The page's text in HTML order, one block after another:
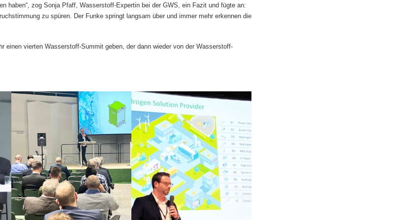
haben“, zog Sonja Pfaff, Wasserstoff-Expertin bei der GWS, ein Fazit und fügte an:
zu spüren. Der Funke springt langsam über und immer mehr erkennen die
einen vierten Wasserstoff-Summit geben, der dann wieder von der Wasserstoff-